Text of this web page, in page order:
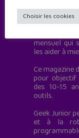
Geek Junior
à destination
mensuel qui
les aider à
Ce magazine
pour objectif
des 10-15
outils.
Geek Junior
et à la
Choisir les cookies